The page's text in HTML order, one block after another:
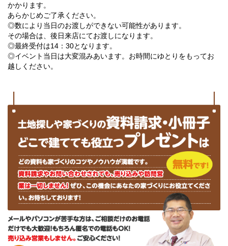
かかります。
あらかじめご了承ください。
◎数により当日のお渡しができない可能性があります。
その場合は、後日来店にてお渡しになります。
◎最終受付は14：30となります。
◎イベント当日は大変混みあいます。お時間にゆとりをもってお
越しください。